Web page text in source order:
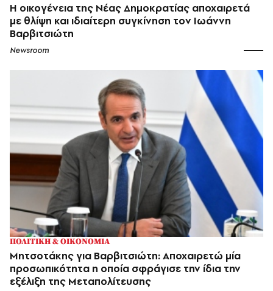
Η οικογένεια της Νέας Δημοκρατίας αποχαιρετά
με θλίψη και ιδιαίτερη συγκίνηση τον Ιωάννη
Βαρβιτσιώτη
Newsroom
ΠΟΛΙΤΙΚΗ & ΟΙΚΟΝΟΜΙΑ
Μητσοτάκης για Βαρβιτσιώτη: Αποχαιρετώ μία
προσωπικότητα η οποία σφράγισε την ίδια την
εξέλιξη της Μεταπολίτευσης